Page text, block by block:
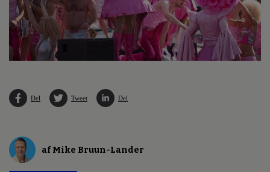
Del Tweet Del
af Mike Bruun-Lander